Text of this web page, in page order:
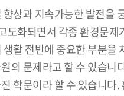
상과 지속가능한 발전을
도화되면서 각종 환경문
활 전반에 중요한 부분
의 문제라고 할 수 있습
학문이라 할 수 있습니